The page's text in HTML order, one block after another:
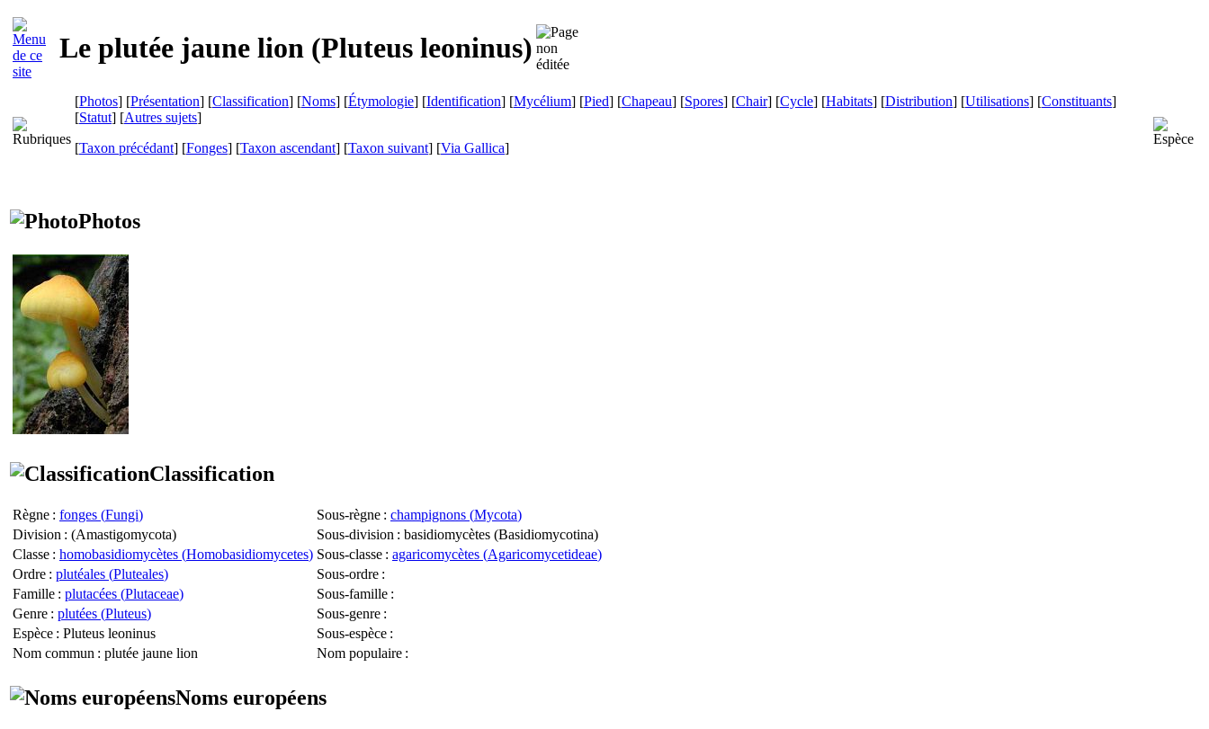
Le plutée jaune lion (Pluteus leoninus)
[Photos] [Présentation] [Classification] [Noms] [Étymologie] [Identification] [Mycélium] [Pied] [Chapeau] [Spores] [Chair] [Cycle] [Habitats] [Distribution] [Utilisations] [Constituants]
[Statut] [Autres sujets]
[Taxon précédant] [Fonges] [Taxon ascendant] [Taxon suivant] [Via Gallica]
Photos
Classification
Règne : fonges (Fungi) Sous-règne : champignons (Mycota)
Division : (Amastigomycota) Sous-division : basidiomycètes (Basidiomycotina)
Classe : homobasidiomycètes (Homobasidiomycetes) Sous-classe : agaricomycètes (Agaricomycetideae)
Ordre : plutéales (Pluteales) Sous-ordre :
Famille : plutacées (Plutaceae) Sous-famille :
Genre : plutées (Pluteus) Sous-genre :
Espèce : Pluteus leoninus Sous-espèce :
Nom commun : plutée jaune lion Nom populaire :
Noms européens